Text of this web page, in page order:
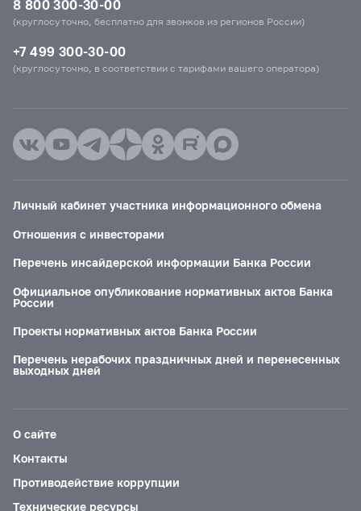
8 800 300-30-00
(круглосуточно, бесплатно для звонков из регионов России)
+7 499 300-30-00
(круглосуточно, в соответствии с тарифами вашего оператора)
Личный кабинет участника информационного обмена
Отношения с инвесторами
Перечень инсайдерской информации Банка России
Официальное опубликование нормативных актов Банка
России
Проекты нормативных актов Банка России
Перечень нерабочих праздничных дней и перенесенных
выходных дней
О сайте
Контакты
Противодействие коррупции
Технические ресурсы